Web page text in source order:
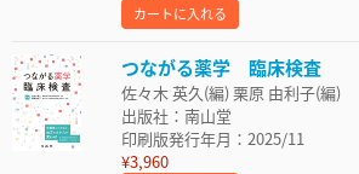
カートに入れる
つながる薬学 臨床検査
佐々木 英久(編) 栗原 由利子(編)
出版社：南山堂
印刷版発行年月：2025/11
¥3,960